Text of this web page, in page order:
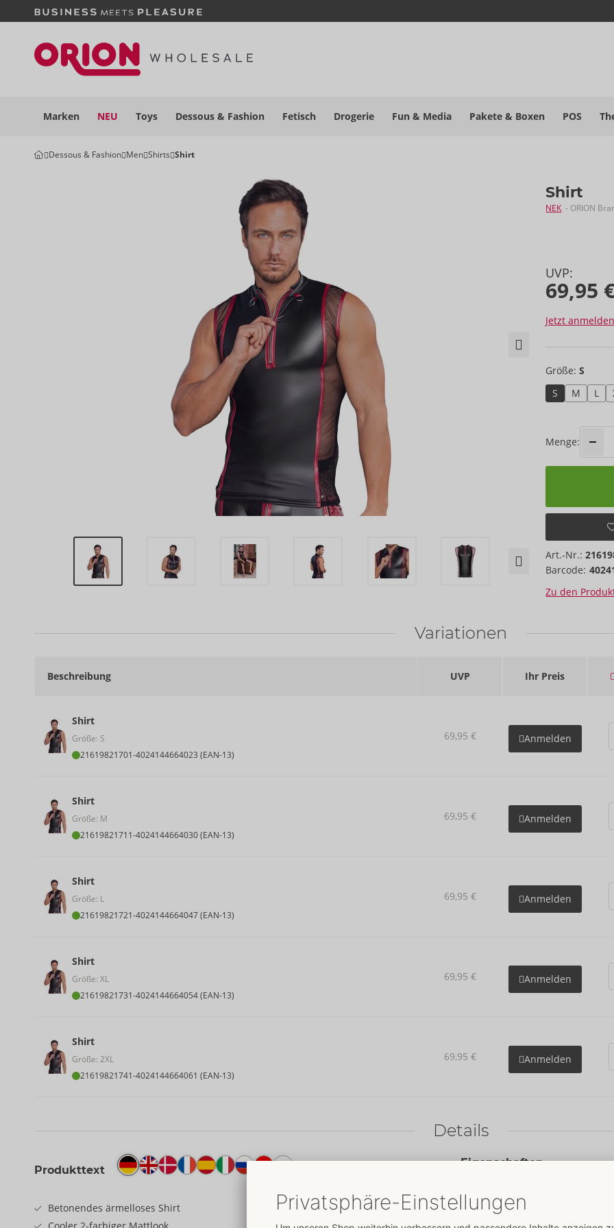
Marken NEU Toys Dessous & Fashion Fetisch Drogerie Fun & Media Pakete & Boxen POS
Dessous & Fashion Men Shirts Shirt
Shirt
NEK - ORION
UVP:
69,95
Jetzt
Größe:S
S
M L
Menge:
Art.-Nr.:
Barcode:
Zu den
Variationen
Beschreibung UVP Ihr Preis
Shirt
Größe: S
21619821701-4024144664023 (EAN-13)
69,95 € Anmelden
Shirt
Größe: M
21619821711-4024144664030 (EAN-13)
69,95 € Anmelden
Shirt
Größe: L
21619821721-4024144664047 (EAN-13)
69,95 € Anmelden
Shirt
Größe: XL
21619821731-4024144664054 (EAN-13)
69,95 € Anmelden
Shirt
Größe: 2XL
21619821741-4024144664061 (EAN-13)
69,95 € Anmelden
Details
Produkttext
Betonendes ärmelloses Shirt
Cooler 2-farbiger Mattlook
Eigenschaften
Daten
Farbe:
schwarz